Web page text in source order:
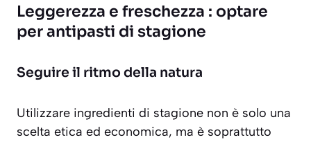
Leggerezza e freschezza : optare
per antipasti di stagione
Seguire il ritmo della natura
Utilizzare ingredienti di stagione non è solo una
scelta etica ed economica, ma è soprattutto